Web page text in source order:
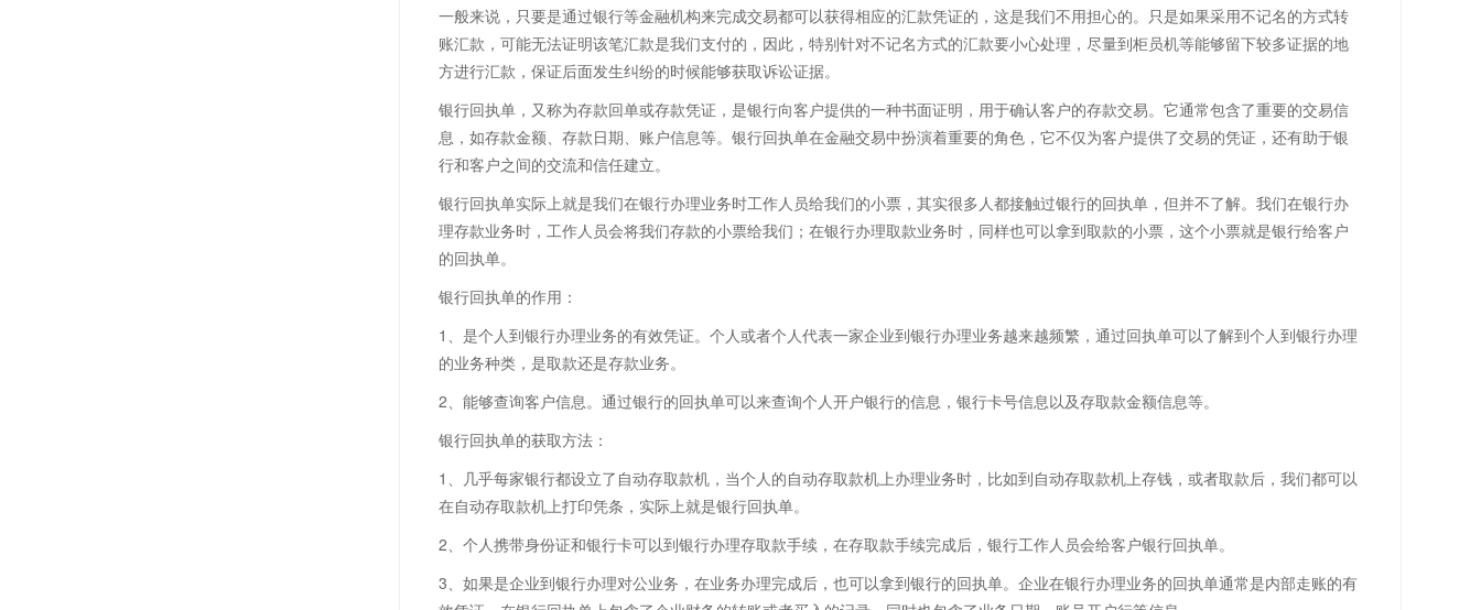
一般来说，只要是通过银行等金融机构来完成交易都可以获得相应的汇款凭证的，这是我们不用担心的。只是如果采用不记名的方式转
账汇款，可能无法证明该笔汇款是我们支付的，因此，特别针对不记名方式的汇款要小心处理，尽量到柜员机等能够留下较多证据的地
方进行汇款，保证后面发生纠纷的时候能够获取诉讼证据。
银行回执单，又称为存款回单或存款凭证，是银行向客户提供的一种书面证明，用于确认客户的存款交易。它通常包含了重要的交易信
息，如存款金额、存款日期、账户信息等。银行回执单在金融交易中扮演着重要的角色，它不仅为客户提供了交易的凭证，还有助于银
行和客户之间的交流和信任建立。
银行回执单实际上就是我们在银行办理业务时工作人员给我们的小票，其实很多人都接触过银行的回执单，但并不了解。我们在银行办
理存款业务时，工作人员会将我们存款的小票给我们；在银行办理取款业务时，同样也可以拿到取款的小票，这个小票就是银行给客户
的回执单。
银行回执单的作用：
1、是个人到银行办理业务的有效凭证。个人或者个人代表一家企业到银行办理业务越来越频繁，通过回执单可以了解到个人到银行办理
的业务种类，是取款还是存款业务。
2、能够查询客户信息。通过银行的回执单可以来查询个人开户银行的信息，银行卡号信息以及存取款金额信息等。
银行回执单的获取方法：
1、几乎每家银行都设立了自动存取款机，当个人的自动存取款机上办理业务时，比如到自动存取款机上存钱，或者取款后，我们都可以
在自动存取款机上打印凭条，实际上就是银行回执单。
2、个人携带身份证和银行卡可以到银行办理存取款手续，在存取款手续完成后，银行工作人员会给客户银行回执单。
3、如果是企业到银行办理对公业务，在业务办理完成后，也可以拿到银行的回执单。企业在银行办理业务的回执单通常是内部走账的有